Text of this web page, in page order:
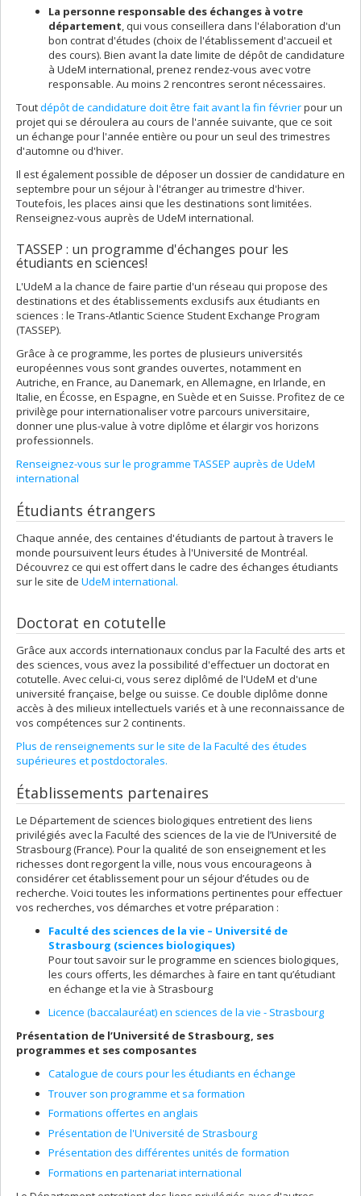
La personne responsable des échanges à votre
département, qui vous conseillera dans l'élaboration d'un
bon contrat d'études (choix de l'établissement d'accueil et
des cours). Bien avant la date limite de dépôt de candidature
à UdeM international, prenez rendez-vous avec votre
responsable. Au moins 2 rencontres seront nécessaires.
Toutdépôt de candidature doit être fait avant la fin févrierpour un
projet qui se déroulera au cours de l'année suivante, que ce soit
un échange pour l'année entière ou pour un seul des trimestres
d'automne ou d'hiver.
Il est également possible de déposer un dossier de candidature en
septembre pour un séjour à l'étranger au trimestre d'hiver.
Toutefois, les places ainsi que les destinations sont limitées.
Renseignez-vous auprès de UdeM international.
TASSEP : un programme d'échanges pour les
étudiants en sciences!
L'UdeM a la chance de faire partie d'un réseau qui propose des
destinations et des établissements exclusifs aux étudiants en
sciences : le Trans-Atlantic Science Student Exchange Program
(TASSEP).
Grâce à ce programme, les portes de plusieurs universités
européennes vous sont grandes ouvertes, notamment en
Autriche, en France, au Danemark, en Allemagne, en Irlande, en
Italie, en Écosse, en Espagne, en Suède et en Suisse. Profitez de ce
privilège pour internationaliser votre parcours universitaire,
donner une plus-value à votre diplôme et élargir vos horizons
professionnels.
Renseignez-vous sur le programme TASSEP auprès de UdeM
international
Étudiants étrangers
Chaque année, des centaines d'étudiants de partout à travers le
monde poursuivent leurs études à l'Université de Montréal.
Découvrez ce qui est offert dans le cadre des échanges étudiants
sur le site de UdeM international.
Doctorat en cotutelle
Grâce aux accords internationaux conclus par la Faculté des arts et
des sciences, vous avez la possibilité d'effectuer un doctorat en
cotutelle. Avec celui-ci, vous serez diplômé de l'UdeM et d'une
université française, belge ou suisse. Ce double diplôme donne
accès à des milieux intellectuels variés et à une reconnaissance de
vos compétences sur 2 continents.
Plus de renseignements sur le site de la Faculté des études
supérieures et postdoctorales.
Établissements partenaires
Le Département de sciences biologiques entretient des liens
privilégiés avec la Faculté des sciences de la vie de l’Université de
Strasbourg (France). Pour la qualité de son enseignement et les
richesses dont regorgent la ville, nous vous encourageons à
considérer cet établissement pour un séjour d’études ou de
recherche. Voici toutes les informations pertinentes pour effectuer
vos recherches, vos démarches et votre préparation :
Faculté des sciences de la vie – Université de
Strasbourg (sciences biologiques)
Pour tout savoir sur le programme en sciences biologiques,
les cours offerts, les démarches à faire en tant qu’étudiant
en échange et la vie à Strasbourg
Licence (baccalauréat) en sciences de la vie - Strasbourg
Présentation de l’Université de Strasbourg, ses
programmes et ses composantes
Catalogue de cours pour les étudiants en échange
Trouver son programme et sa formation
Formations offertes en anglais
Présentation de l'Université de Strasbourg
Présentation des différentes unités de formation
Formations en partenariat international